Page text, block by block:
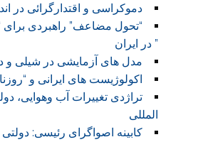
دموکراسی و اقتدارگرائی در
“تحول مضاعف” راهبردی
” در ایران
مدل های آزمایشی در شیلی
اکولوژیست های ایرانی و
تراژدی تغییرات آب وهوایی،
المللی
کابینه اصواگرای رئیسی: دولتی